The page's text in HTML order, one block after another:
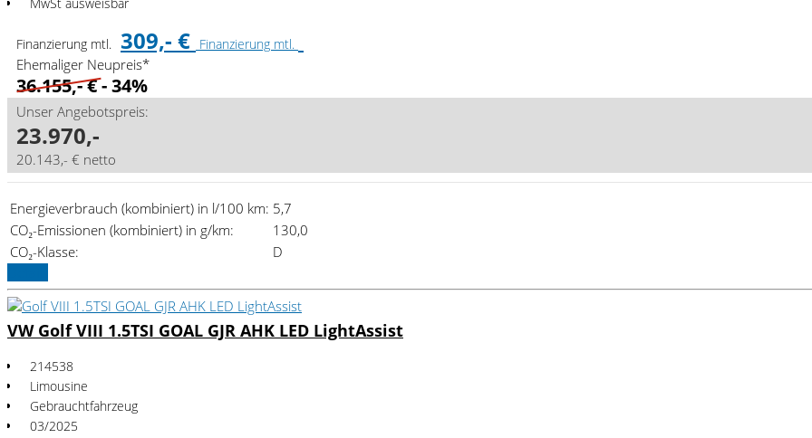
Finanzierung mtl. 309,- € Finanzierung mtl.
Ehemaliger Neupreis*
36.155,- €- 34%
Unser Angebotspreis:
23.970,-
20.143,- € netto
Energieverbrauch (kombiniert) in l/100 km: 5,7
CO₂-Emissionen (kombiniert) in g/km:
130,0
CO₂-Klasse:
D
VW Golf VIII 1.5TSI GOAL GJR AHK LED LightAssist
214538
Limousine
Gebrauchtfahrzeug
03/2025